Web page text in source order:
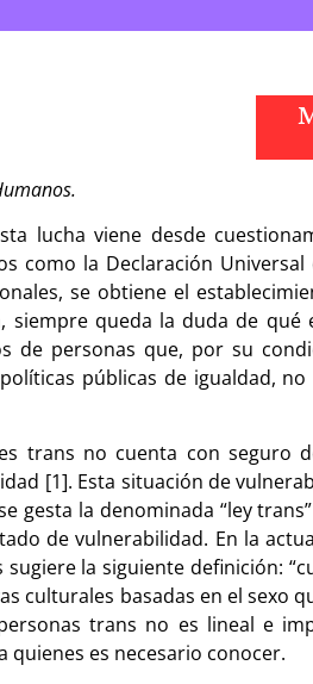
lucha viene desde
como la Declaración Universal
se obtiene el
siempre queda la duda de qué
de personas que, por su
públicas de igualdad,
trans no cuenta con seguro
[1]. Esta situación de
gesta la denominada “ley
de vulnerabilidad. En la
la siguiente definición:
culturales basadas en el sexo
trans no es lineal e
quienes es necesario conocer.